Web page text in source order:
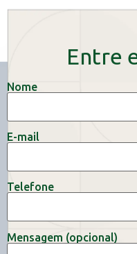
Entre
Nome
E-mail
Telefone
Mensagem (opcional)